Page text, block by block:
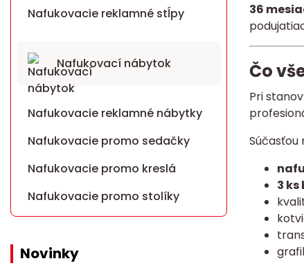
Nafukovacie reklamné stĺpy
Nafukovací nábytok
Nafukovacie reklamné nábytky
Nafukovacie promo sedačky
Nafukovacie promo kreslá
Nafukovacie promo stolíky
Novinky
36
Čo
Pri
Súčasťou
3